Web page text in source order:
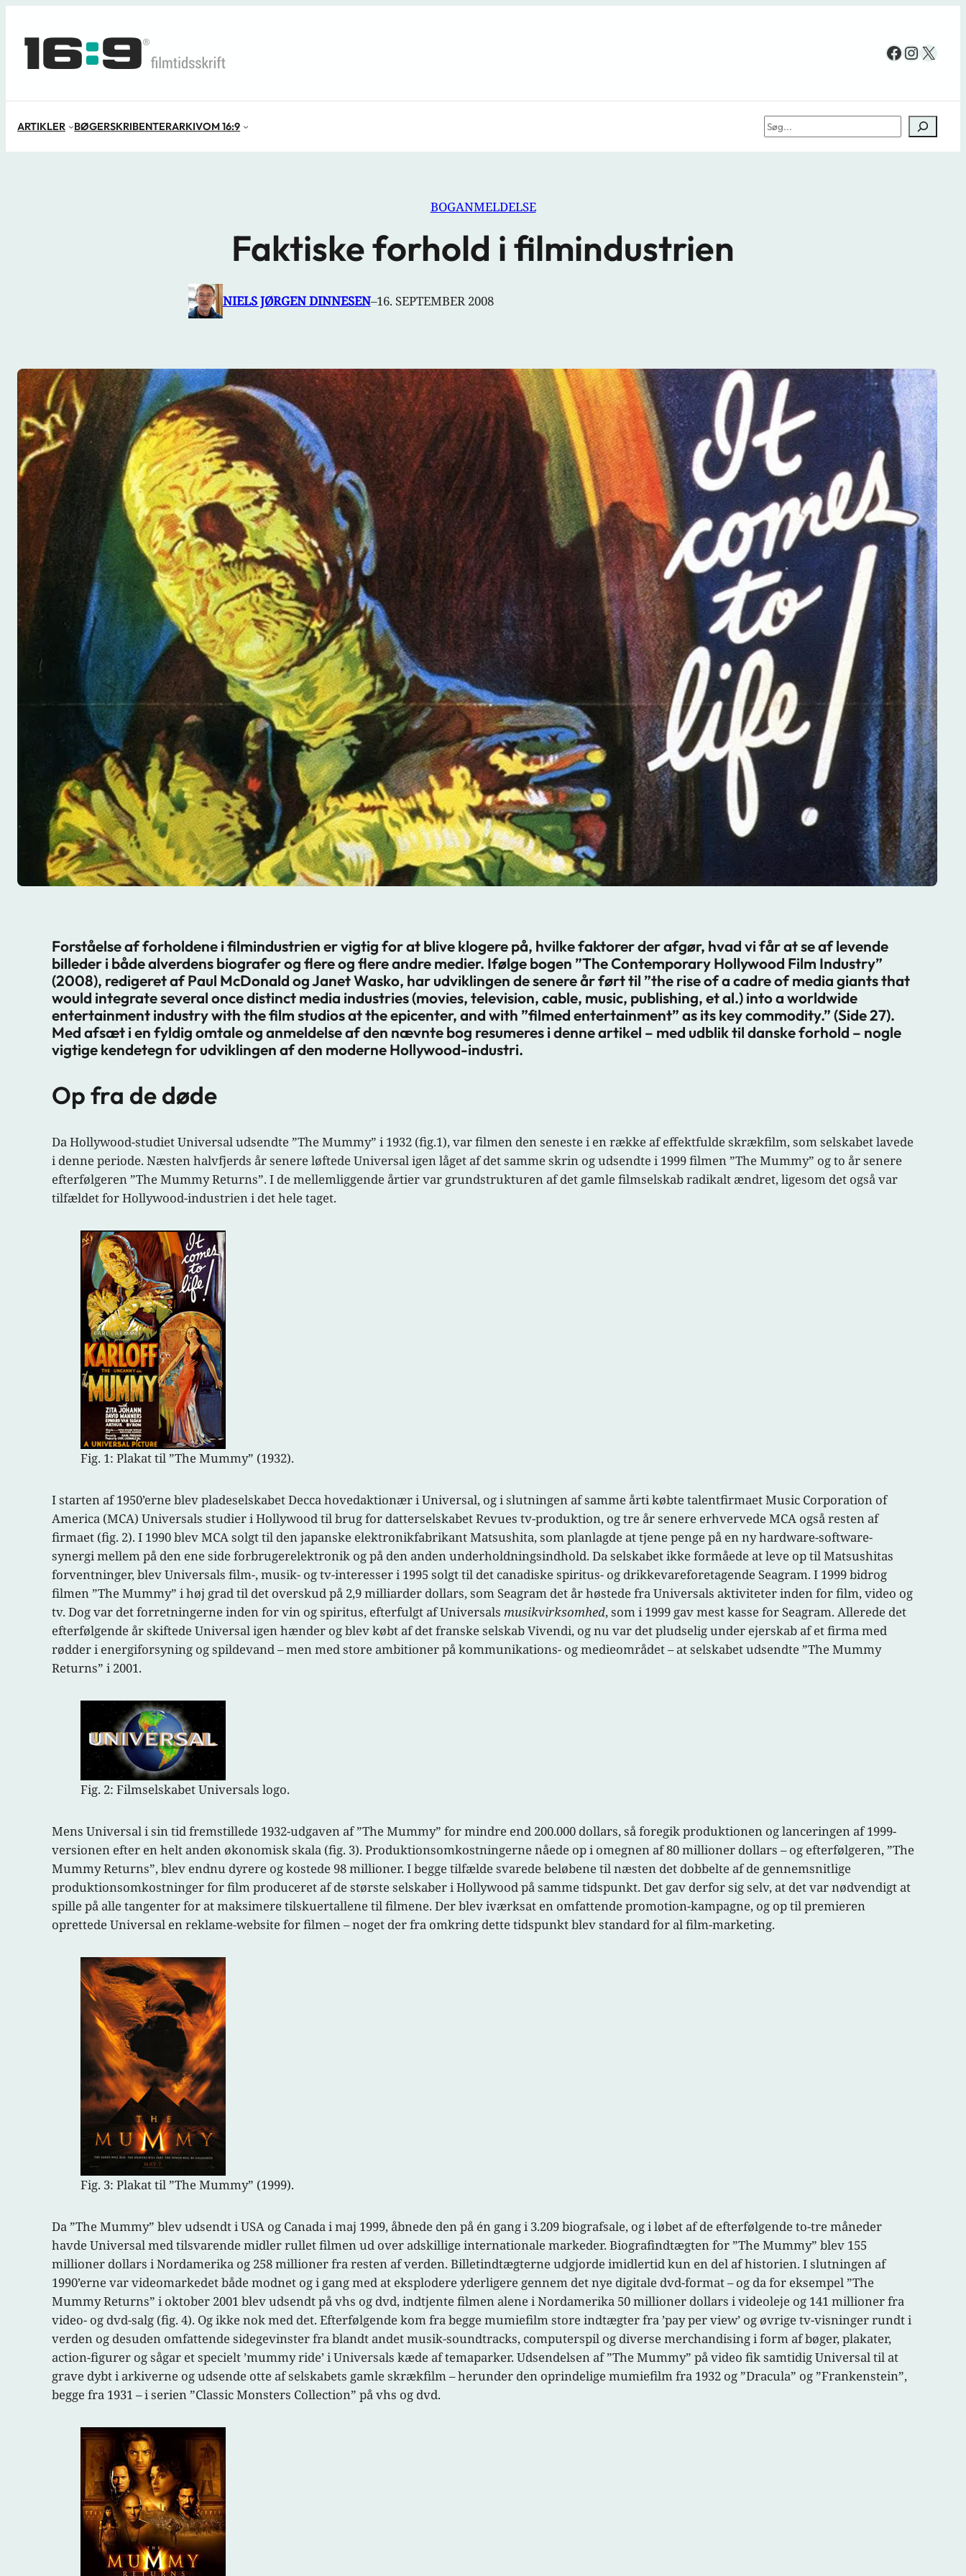
indhold
Facebook
X
ARTIKLER BØGERSKRIBENTERARKIVOM 16:9 Søg
BOGANMELDELSE
Faktiske forhold i filmindustrien
NIELS JØRGEN DINNESEN–16. SEPTEMBER 2008
Forståelse af forholdene i filmindustrien er vigtig for at blive klogere på, hvilke faktorer der afgør, hvad vi får at se af levende
billeder i både alverdens biografer og flere og flere andre medier. Ifølge bogen ”The Contemporary Hollywood Film Industry”
(2008), redigeret af Paul McDonald og Janet Wasko, har udviklingen de senere år ført til ”the rise of a cadre of media giants that
would integrate several once distinct media industries (movies, television, cable, music, publishing, et al.) into a worldwide
entertainment industry with the film studios at the epicenter, and with ”filmed entertainment” as its key commodity.” (Side 27).
Med afsæt i en fyldig omtale og anmeldelse af den nævnte bog resumeres i denne artikel – med udblik til danske forhold – nogle
vigtige kendetegn for udviklingen af den moderne Hollywood-industri.
Op fra de døde
Da Hollywood-studiet Universal udsendte ”The Mummy” i 1932 (fig.1), var filmen den seneste i en række af effektfulde skrækfilm, som selskabet lavede
i denne periode. Næsten halvfjerds år senere løftede Universal igen låget af det samme skrin og udsendte i 1999 filmen ”The Mummy” og to år senere
efterfølgeren ”The Mummy Returns”. I de mellemliggende årtier var grundstrukturen af det gamle filmselskab radikalt ændret, ligesom det også var
tilfældet for Hollywood-industrien i det hele taget.
Fig. 1: Plakat til ”The Mummy” (1932).
I starten af 1950’erne blev pladeselskabet Decca hovedaktionær i Universal, og i slutningen af samme årti købte talentfirmaet Music Corporation of
America (MCA) Universals studier i Hollywood til brug for datterselskabet Revues tv-produktion, og tre år senere erhvervede MCA også resten af
firmaet (fig. 2). I 1990 blev MCA solgt til den japanske elektronikfabrikant Matsushita, som planlagde at tjene penge på en ny hardware-software-
synergi mellem på den ene side forbrugerelektronik og på den anden underholdningsindhold. Da selskabet ikke formåede at leve op til Matsushitas
forventninger, blev Universals film-, musik- og tv-interesser i 1995 solgt til det canadiske spiritus- og drikkevareforetagende Seagram. I 1999 bidrog
filmen ”The Mummy” i høj grad til det overskud på 2,9 milliarder dollars, som Seagram det år høstede fra Universals aktiviteter inden for film, video og
tv. Dog var det forretningerne inden for vin og spiritus, efterfulgt af Universals musikvirksomhed, som i 1999 gav mest kasse for Seagram. Allerede det
efterfølgende år skiftede Universal igen hænder og blev købt af det franske selskab Vivendi, og nu var det pludselig under ejerskab af et firma med
rødder i energiforsyning og spildevand – men med store ambitioner på kommunikations- og medieområdet – at selskabet udsendte ”The Mummy
Returns” i 2001.
Fig. 2: Filmselskabet Universals logo.
Mens Universal i sin tid fremstillede 1932-udgaven af ”The Mummy” for mindre end 200.000 dollars, så foregik produktionen og lanceringen af 1999-
versionen efter en helt anden økonomisk skala (fig. 3). Produktionsomkostningerne nåede op i omegnen af 80 millioner dollars – og efterfølgeren, ”The
Mummy Returns”, blev endnu dyrere og kostede 98 millioner. I begge tilfælde svarede beløbene til næsten det dobbelte af de gennemsnitlige
produktionsomkostninger for film produceret af de største selskaber i Hollywood på samme tidspunkt. Det gav derfor sig selv, at det var nødvendigt at
spille på alle tangenter for at maksimere tilskuertallene til filmene. Der blev iværksat en omfattende promotion-kampagne, og op til premieren
oprettede Universal en reklame-website for filmen – noget der fra omkring dette tidspunkt blev standard for al film-marketing.
Fig. 3: Plakat til ”The Mummy” (1999).
Da ”The Mummy” blev udsendt i USA og Canada i maj 1999, åbnede den på én gang i 3.209 biografsale, og i løbet af de efterfølgende to-tre måneder
havde Universal med tilsvarende midler rullet filmen ud over adskillige internationale markeder. Biografindtægten for ”The Mummy” blev 155
millioner dollars i Nordamerika og 258 millioner fra resten af verden. Billetindtægterne udgjorde imidlertid kun en del af historien. I slutningen af
1990’erne var videomarkedet både modnet og i gang med at eksplodere yderligere gennem det nye digitale dvd-format – og da for eksempel ”The
Mummy Returns” i oktober 2001 blev udsendt på vhs og dvd, indtjente filmen alene i Nordamerika 50 millioner dollars i videoleje og 141 millioner fra
video- og dvd-salg (fig. 4). Og ikke nok med det. Efterfølgende kom fra begge mumiefilm store indtægter fra ’pay per view’ og øvrige tv-visninger rundt i
verden og desuden omfattende sidegevinster fra blandt andet musik-soundtracks, computerspil og diverse merchandising i form af bøger, plakater,
action-figurer og sågar et specielt ’mummy ride’ i Universals kæde af temaparker. Udsendelsen af ”The Mummy” på video fik samtidig Universal til at
grave dybt i arkiverne og udsende otte af selskabets gamle skrækfilm – herunder den oprindelige mumiefilm fra 1932 og ”Dracula” og ”Frankenstein”,
begge fra 1931 – i serien ”Classic Monsters Collection” på vhs og dvd.